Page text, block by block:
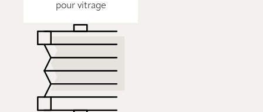
pour vitrage